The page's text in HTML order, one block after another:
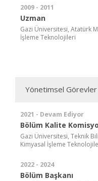
2009 - 2011
Uzman
Gazi Üniversitesi, Atatürk
İşleme Teknolojileri
Yönetimsel Görevler
2021 - Devam Ediyor
Bölüm Kalite
Gazi Üniversitesi, Teknik
Kimyasal İşleme
2022 - 2024
Bölüm Başkanı